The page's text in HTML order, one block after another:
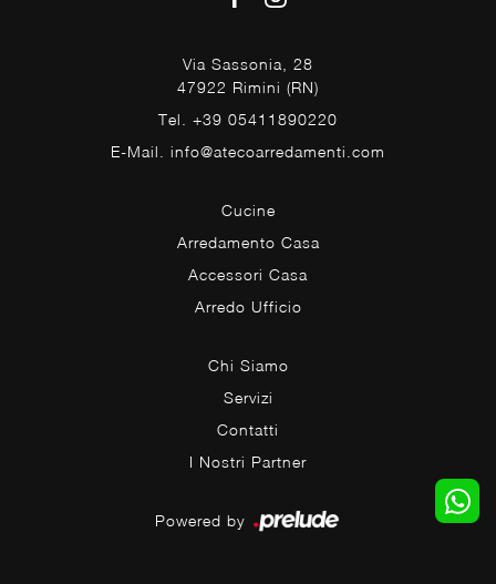
Via Sassonia, 28
47922 Rimini (RN)
Tel. +39 05411890220
E-Mail. info@atecoarredamenti.com
Cucine
Arredamento Casa
Accessori Casa
Arredo Ufficio
Chi Siamo
Servizi
Contatti
I Nostri Partner
Powered by